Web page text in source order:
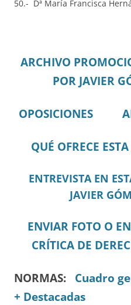
50.- Dª María Francisca
ARCHIVO
POR JAVIER
OPOSICIONES
QUÉ OFRECE
ENTREVISTA EN
JAVIER
ENVIAR FOTO O
CRÍTICA DE
NORMAS: Cuadro
+ Destacadas